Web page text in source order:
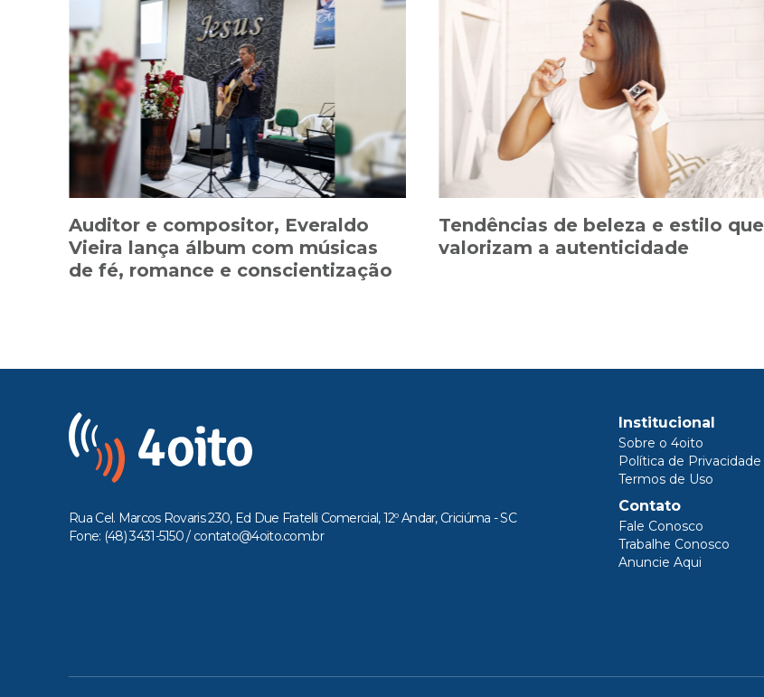
Auditor e compositor, Everaldo
Vieira lança álbum com músicas
de fé, romance e conscientização
Tendências de beleza e estilo que
valorizam a autenticidade
Rua Cel. Marcos Rovaris 230, Ed Due Fratelli Comercial, 12º Andar, Criciúma - SC
Fone: (48) 3431-5150 / contato@4oito.com.br
Institucional
Sobre o 4oito
Política de Privacidade
Termos de Uso
Contato
Fale Conosco
Trabalhe Conosco
Anuncie Aqui